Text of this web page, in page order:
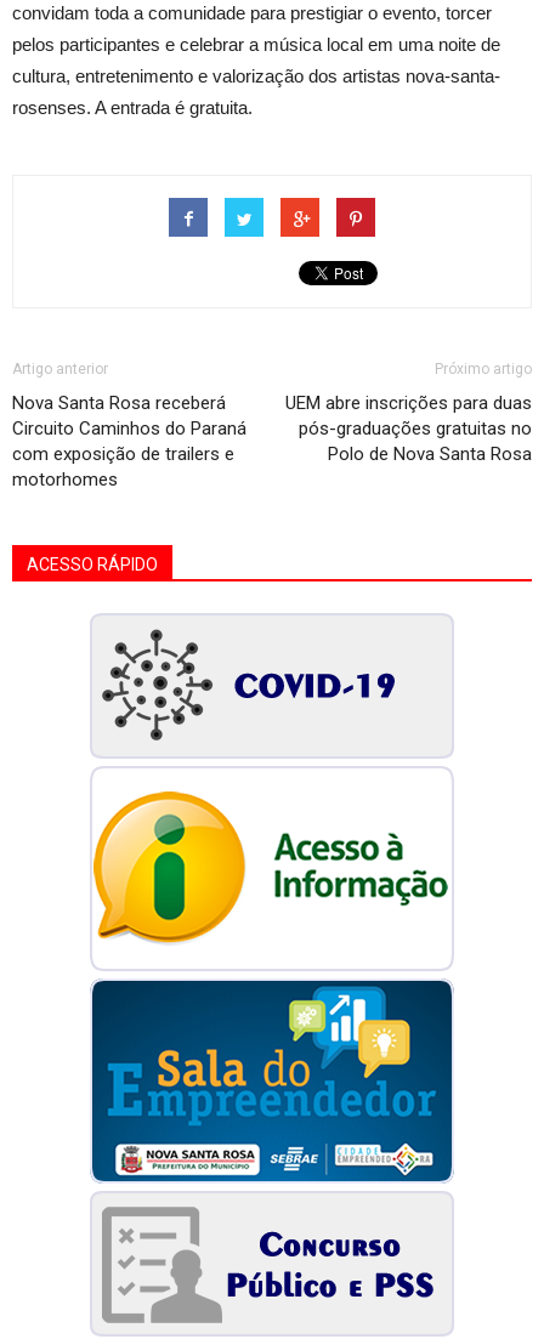
convidam toda a comunidade para prestigiar o evento, torcer
pelos participantes e celebrar a música local em uma noite de
cultura, entretenimento e valorização dos artistas nova-santa-
rosenses. A entrada é gratuita.
Artigo anterior
Nova Santa Rosa receberá
Circuito Caminhos do Paraná
com exposição de trailers e
motorhomes
Próximo artigo
UEM abre inscrições para duas
pós-graduações gratuitas no
Polo de Nova Santa Rosa
ACESSO RÁPIDO